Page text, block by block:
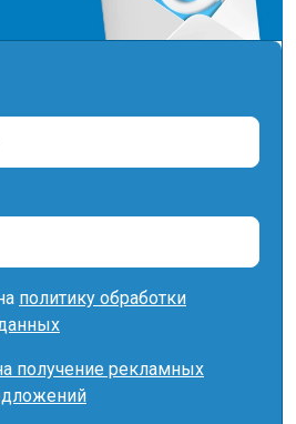
политику обработки
получение рекламных